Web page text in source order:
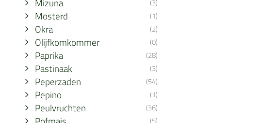
(3)
Mosterd (1)
Okra (2)
Olijfkomkommer (0)
Paprika (28)
Pastinaak (3)
Peperzaden (54)
Pepino (1)
Peulvruchten (36)